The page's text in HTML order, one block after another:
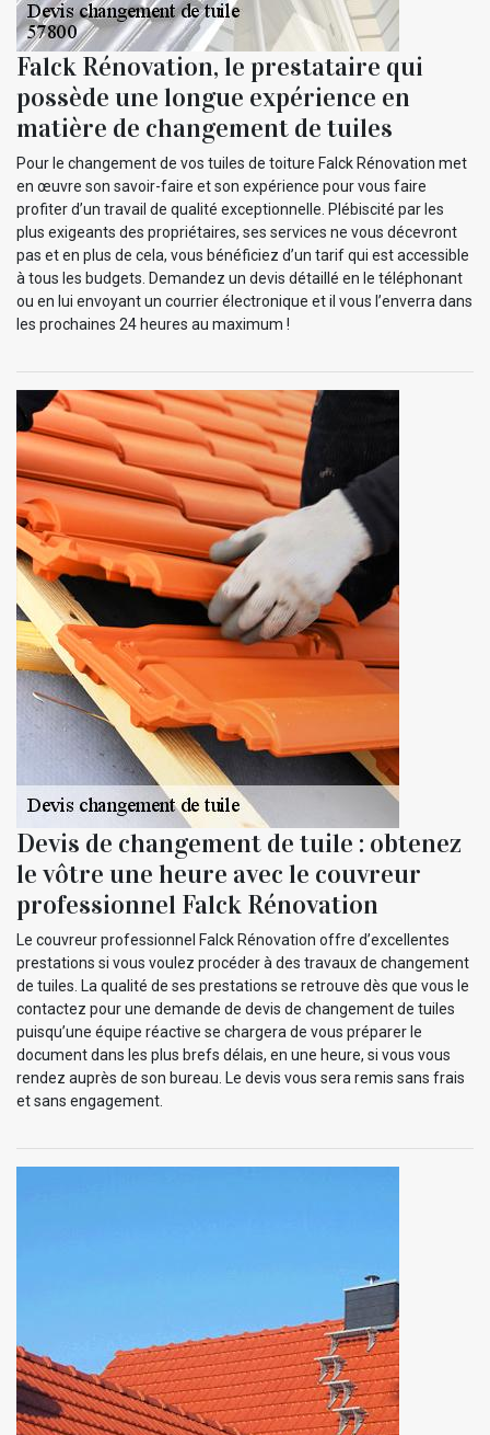
Falck Rénovation, le prestataire qui
possède une longue expérience en
matière de changement de tuiles
Pour le changement de vos tuiles de toiture Falck Rénovation met
en œuvre son savoir-faire et son expérience pour vous faire
profiter d’un travail de qualité exceptionnelle. Plébiscité par les
plus exigeants des propriétaires, ses services ne vous décevront
pas et en plus de cela, vous bénéficiez d’un tarif qui est accessible
à tous les budgets. Demandez un devis détaillé en le téléphonant
ou en lui envoyant un courrier électronique et il vous l’enverra dans
les prochaines 24 heures au maximum !
Devis de changement de tuile : obtenez
le vôtre une heure avec le couvreur
professionnel Falck Rénovation
Le couvreur professionnel Falck Rénovation offre d’excellentes
prestations si vous voulez procéder à des travaux de changement
de tuiles. La qualité de ses prestations se retrouve dès que vous le
contactez pour une demande de devis de changement de tuiles
puisqu’une équipe réactive se chargera de vous préparer le
document dans les plus brefs délais, en une heure, si vous vous
rendez auprès de son bureau. Le devis vous sera remis sans frais
et sans engagement.